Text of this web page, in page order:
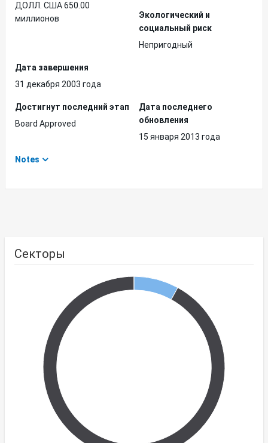
ДОЛЛ. США 650.00
миллионов
Экологический и
социальный риск
Непригодный
Дата завершения
31 декабря 2003 года
Достигнут последний этап
Board Approved
Дата последнего
обновления
15 января 2013 года
Notes
Секторы